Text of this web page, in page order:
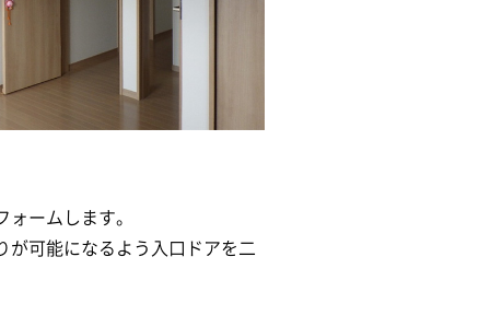
ームします。
が可能になるよう入口ドアを二